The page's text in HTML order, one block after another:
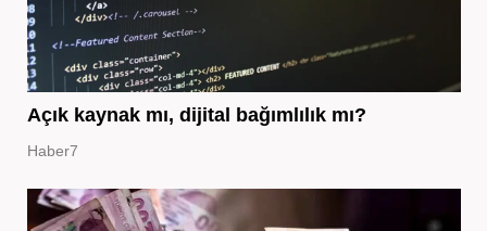
Açık kaynak mı, dijital bağımlılık mı?
Haber7